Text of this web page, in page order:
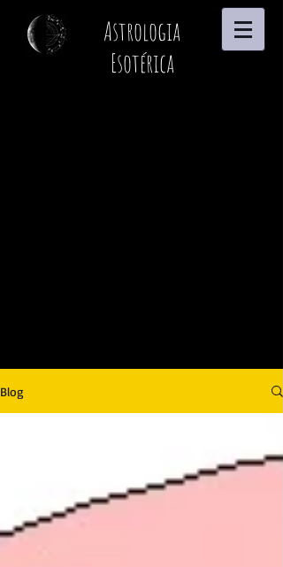
Astrologia
Esotérica
Blog